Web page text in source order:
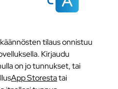
tilaus onnistuu
Kirjaudu
on jo tunnukset, tai
App Storestatai